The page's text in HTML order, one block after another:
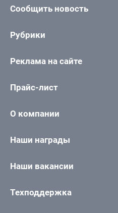
Сообщить новость
Рубрики
Реклама на сайте
Прайс-лист
О компании
Наши награды
Наши вакансии
Техподдержка